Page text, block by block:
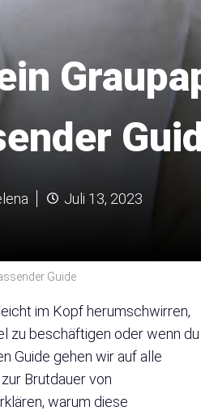
Juli 13, 2023
Guide
im Kopf herumschwirren,
zu beschäftigen oder wenn du
Guide gehen wir auf alle
Brutdauer von
warum diese